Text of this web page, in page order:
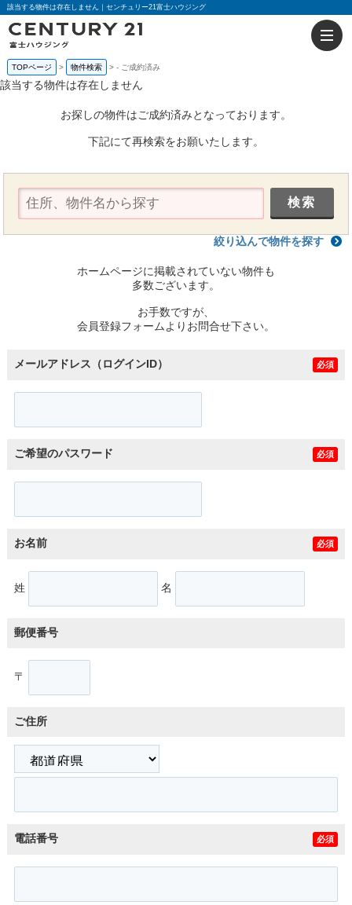
該当する物件は存在しません｜センチュリー21富士ハウジング
TOPページ 物件検索 - ご成約済み
該当する物件は存在しません
お探しの物件はご成約済みとなっております。
下記にて再検索をお願いたします。
絞り込んで物件を探す
ホームページに掲載されていない物件も
多数ございます。
お手数ですが、
会員登録フォームよりお問合せ下さい。
メールアドレス（ログインID） 必須
ご希望のパスワード 必須
お名前 必須
姓 名
郵便番号
〒
ご住所
電話番号 必須